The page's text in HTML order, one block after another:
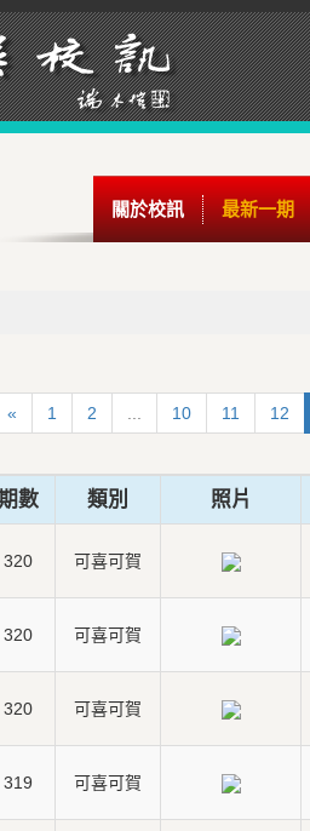
關於校訊 最新一期
« 1 2 10 11 12
數 類別 照片
320 可喜可賀
320 可喜可賀
320 可喜可賀
319 可喜可賀